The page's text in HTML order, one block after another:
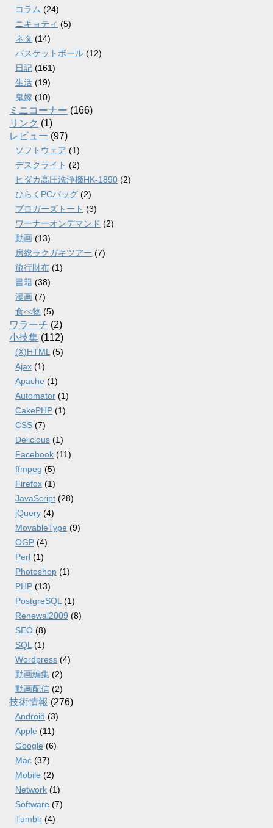
コラム (24)
ニキョティ (5)
ネタ (14)
バスケットボール (12)
日記 (161)
生活 (19)
鬼嫁 (10)
ミニコーナー (166)
リンク (1)
レビュー (97)
ソフトウェア (1)
デスクライト (2)
ヒダカ高圧洗浄機HK-1890 (2)
ひらくPCバッグ (2)
ブロガーズトート (3)
ワーナーオンデマンド (2)
動画 (13)
房総ラクガキツアー (7)
旅行財布 (1)
書籍 (38)
漫画 (7)
食べ物 (5)
ワラーチ (2)
小技集 (112)
(X)HTML (5)
Ajax (1)
Apache (1)
Automator (1)
CakePHP (1)
CSS (7)
Delicious (1)
Facebook (11)
ffmpeg (5)
Firefox (1)
JavaScript (28)
jQuery (4)
MovableType (9)
OGP (4)
Perl (1)
Photoshop (1)
PHP (13)
PostgreSQL (1)
Renewal2009 (8)
SEO (8)
SQL (1)
Wordpress (4)
動画編集 (2)
動画配信 (2)
技術情報 (276)
Android (3)
Apple (11)
Google (6)
Mac (37)
Mobile (2)
Network (1)
Software (7)
Tumblr (4)